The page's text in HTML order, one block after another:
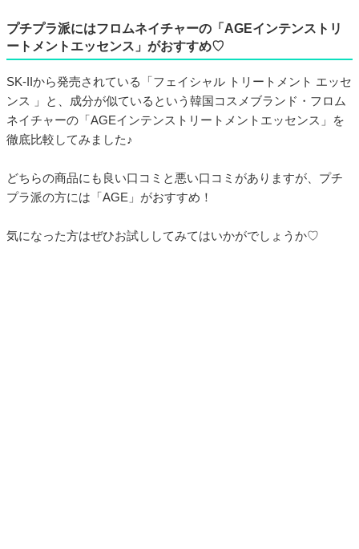
プチプラ派にはフロムネイチャーの「AGEインテンストリ
ートメントエッセンス」がおすすめ♡
SK-IIから発売されている「フェイシャル トリートメント エッセ
ンス 」と、成分が似ているという韓国コスメブランド・フロム
ネイチャーの「AGEインテンストリートメントエッセンス」を
徹底比較してみました♪
どちらの商品にも良い口コミと悪い口コミがありますが、プチ
プラ派の方には「AGE」がおすすめ！
気になった方はぜひお試ししてみてはいかがでしょうか♡